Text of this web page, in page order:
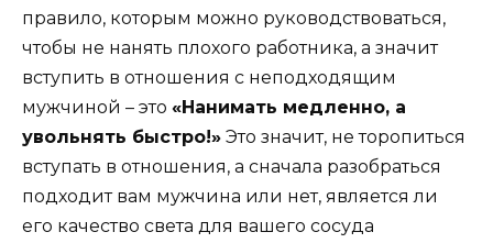
правило, которым можно руководствоваться,
чтобы не нанять плохого работника, а значит
вступить в отношения с неподходящим
мужчиной – это «Нанимать медленно, а
увольнять быстро!» Это значит, не торопиться
вступать в отношения, а сначала разобраться
подходит вам мужчина или нет, является ли
его качество света для вашего сосуда